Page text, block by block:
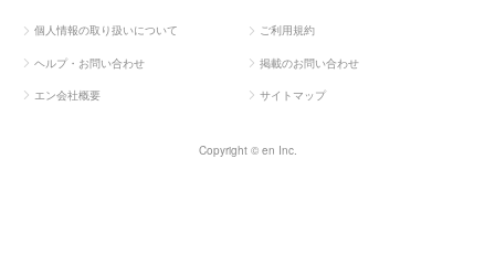
個人情報の取り扱いについて ご利用規約
ヘルプ・お問い合わせ 掲載のお問い合わせ
エン会社概要 サイトマップ
Copyright © en Inc.